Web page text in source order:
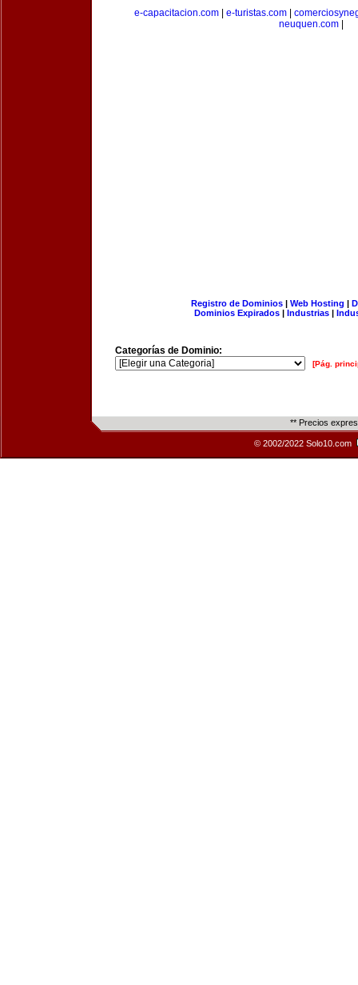
e-capacitacion.com
e-turistas.com
neuquen.com|
Registro de Dominios| Web Hosting |
Dominios Expirados | Industrias |
Categorías de Dominio:
[Pág.
** Precios
© 2002/2022 Solo10.com